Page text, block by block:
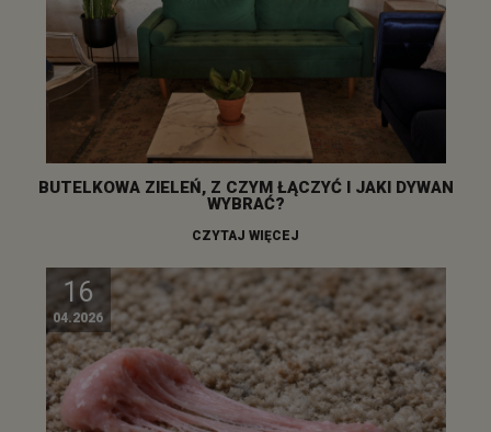
BUTELKOWA ZIELEŃ, Z CZYM ŁĄCZYĆ I JAKI DYWAN
WYBRAĆ?
CZYTAJ WIĘCEJ
16
04.2026